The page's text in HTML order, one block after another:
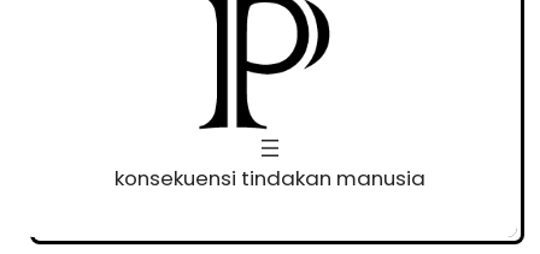
konsekuensi tindakan manusia